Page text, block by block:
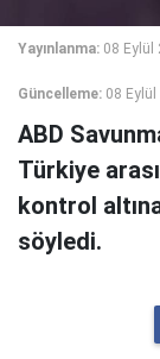
Yayınlanma: 08 Eylül
Güncelleme: 08 Eylül
ABD
Türkiye
kontrol
söyledi.